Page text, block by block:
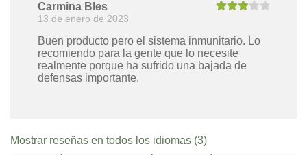
de 5
Carmina Bles
13 de enero de 2023
Buen producto pero el sistema inmunitario. Lo
recomiendo para la gente que lo necesite
realmente porque ha sufrido una bajada de
defensas importante.
Mostrar reseñas en todos los idiomas (3)